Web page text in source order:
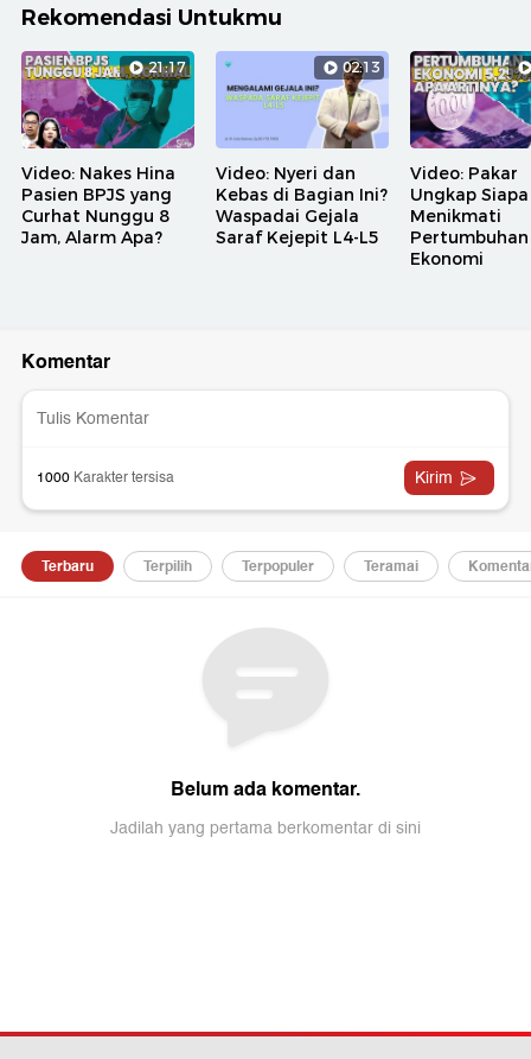
Rekomendasi Untukmu
21:17
Video: Nakes Hina
Pasien BPJS yang
Curhat Nunggu 8
Jam, Alarm Apa?
02:13
Video: Nyeri dan
Kebas di Bagian Ini?
Waspadai Gejala
Saraf Kejepit L4-L5
Video: Pakar
Ungkap
Menikmati
Pertumbuhan
Ekonomi